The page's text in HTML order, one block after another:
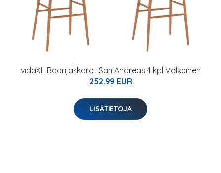
vidaXL Baarijakkarat San Andreas 4 kpl Valkoinen
252.99 EUR
LISÄTIETOJA